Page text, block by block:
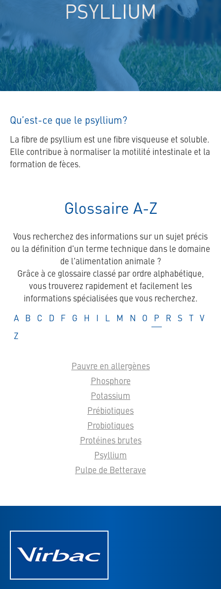
PSYLLIUM
Qu’est-ce que le psyllium?
La fibre de psyllium est une fibre visqueuse et soluble.
Elle contribue à normaliser la motilité intestinale et la
formation de fèces.
Glossaire A-Z
Vous recherchez des informations sur un sujet précis
ou la définition d'un terme technique dans le domaine
de l'alimentation animale ?
Grâce à ce glossaire classé par ordre alphabétique,
vous trouverez rapidement et facilement les
informations spécialisées que vous recherchez.
Glossaire
A Glossaire
B Glossaire
C Glossaire
D Glossaire
F Glossaire
G Glossaire
H Glossaire
I Glossaire
L Glossaire
M Glossaire
N Glossaire
O Glossaire
P Glossaire
R Glossaire
S T V
Glossaire
Z
Pauvre en allergènes
Phosphore
Potassium
Prébiotiques
Probiotiques
Protéines brutes
Psyllium
Pulpe de Betterave